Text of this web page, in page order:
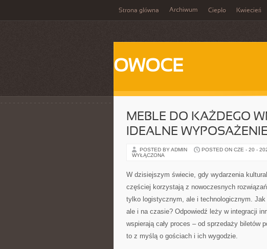
Strona główna Archiwum Ciepło Kwiecień
OWOCE
MEBLE DO KAŻDEGO
IDEALNE
POSTED BY ADMIN POSTED ON CZE - 20 -
WYŁĄCZONA
W dzisiejszym świecie, gdy wydarzenia
częściej korzystają z nowoczesnych
tylko logistycznym, ale i technologicznym.
ale i na czasie? Odpowiedź leży w integracji
wspierają cały proces – od sprzedaży biletów
to z myślą o gościach i ich wygodzie.